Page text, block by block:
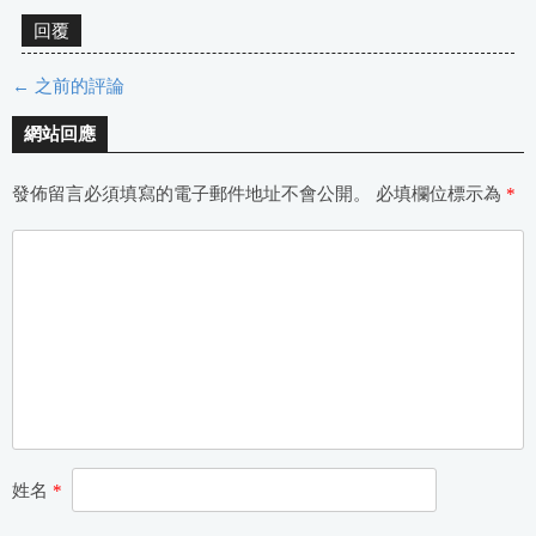
回覆
評
論
← 之前的評論
網站回應
發佈留言必須填寫的電子郵件地址不會公開。 必填欄位標示為 *
姓名 *